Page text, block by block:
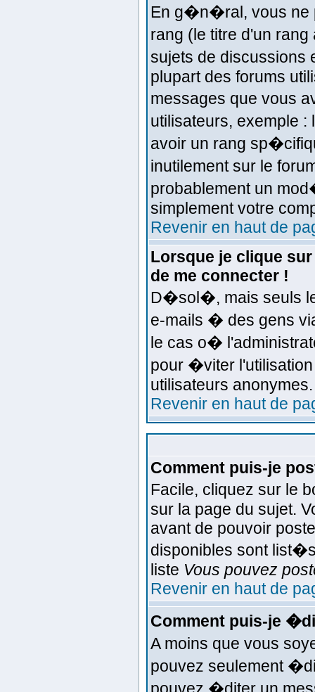
En g�n�ral, vous ne
rang (le titre d'un
sujets de
plupart des forums
messages que vous
utilisateurs, exemple
avoir un rang
inutilement sur le
probablement un
simplement votre
Revenir en haut de
Lorsque je clique
de me connecter !
D�sol�, mais seuls
e-mails � des gens
le cas o�
pour �viter
utilisateurs anonymes.
Revenir en haut de
Comment puis-je
Facile, cliquez sur le
sur la page du sujet.
avant de pouvoir
disponibles sont
liste Vous pouvez
Revenir en haut de
Comment puis-je
A moins que vous
pouvez seulement